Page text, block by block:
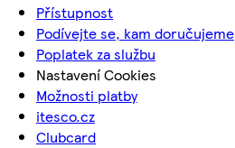
Přístupnost
Podívejte se, kam doručujeme
Poplatek za službu
Nastavení Cookies
Možnosti platby
itesco.cz
Clubcard